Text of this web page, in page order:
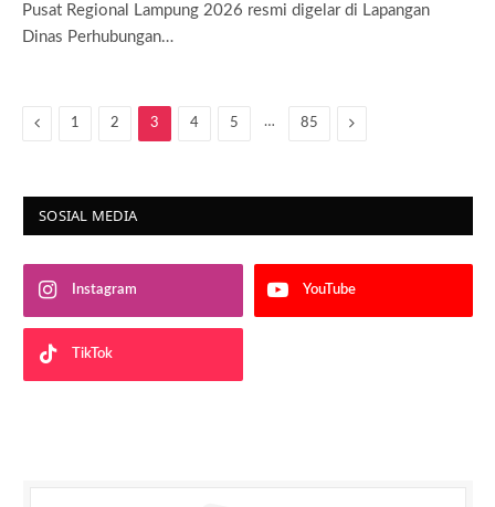
Pusat Regional Lampung 2026 resmi digelar di Lapangan
Dinas Perhubungan…
Previous
1 2 3 4 5 … 85 Next
SOSIAL MEDIA
Instagram YouTube
TikTok